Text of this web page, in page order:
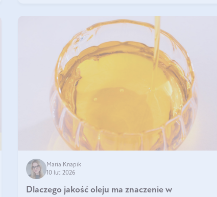
Maria Knapik
10 lut 2026
Dlaczego jakość oleju ma znaczenie w